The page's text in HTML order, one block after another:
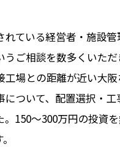
ている経営者・施設
ご相談を数多くいた
場との距離が近い大
ついて、配置選択・
150〜300万円の投資